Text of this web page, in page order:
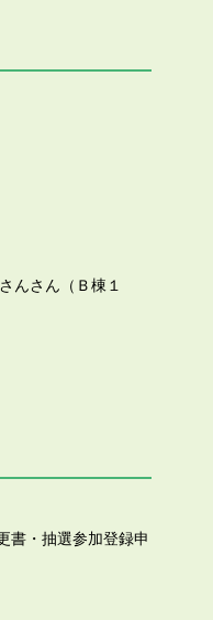
んさん（Ｂ棟１
書・抽選参加登録申